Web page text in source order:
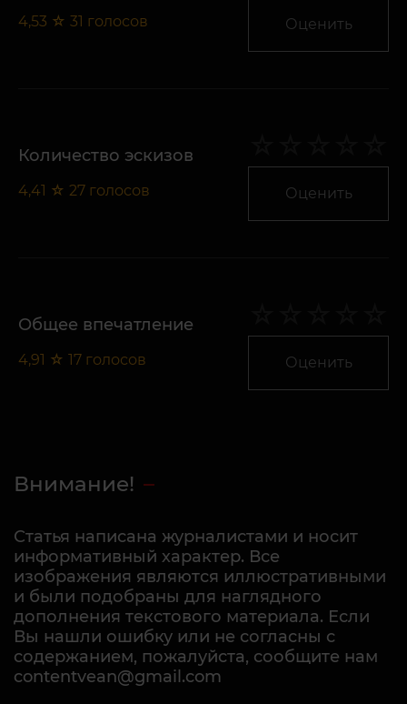
4,53 ☆ 31 голосов Оценить
Количество эскизов
4,41 ☆ 27 голосов Оценить
Общее впечатление
4,91 ☆ 17 голосов Оценить
Внимание!
Статья написана журналистами и носит
информативный характер. Все
изображения являются иллюстративными
и были подобраны для наглядного
дополнения текстового материала. Если
Вы нашли ошибку или не согласны с
содержанием, пожалуйста, сообщите нам
contentvean@gmail.com